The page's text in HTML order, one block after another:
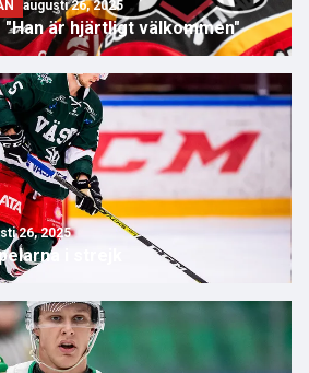
augusti 26, 2025
"Han är hjärtligt välkommen"
26, 2025
i strejk